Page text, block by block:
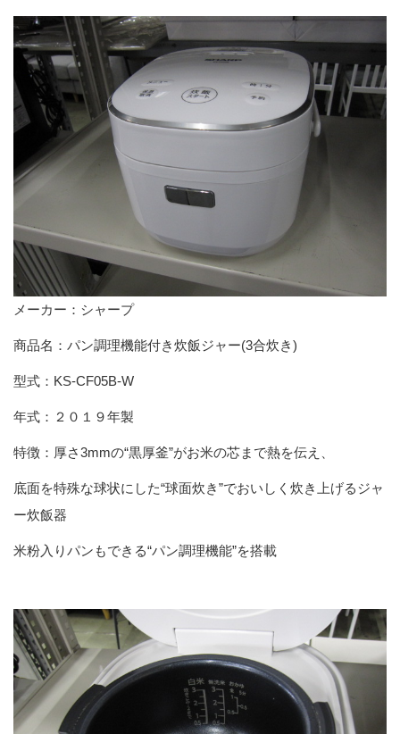
メーカー：シャープ
商品名：パン調理機能付き炊飯ジャー(3合炊き)
型式：KS-CF05B-W
年式：２０１９年製
特徴：厚さ3mmの“黒厚釜”がお米の芯まで熱を伝え、
底面を特殊な球状にした“球面炊き”でおいしく炊き上げるジャ
ー炊飯器
米粉入りパンもできる“パン調理機能”を搭載